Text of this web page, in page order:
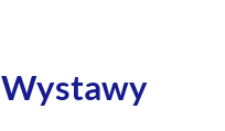
Wystawy